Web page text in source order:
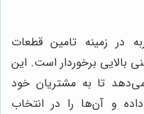
در زمینه تامین قطعات
بالایی برخوردار است. این
تا به مشتریان خود
و آن‌ها را در انتخاب